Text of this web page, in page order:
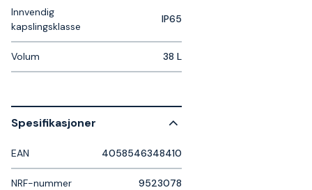
Innvendig
kapslingsklasse
IP65
Volum 38 L
Spesifikasjoner
EAN 4058546348410
NRF-nummer 9523078